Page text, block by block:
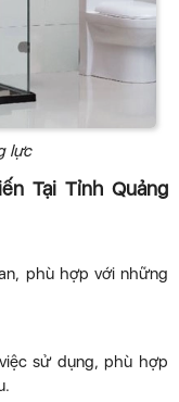
lực
Tại Tỉnh Quảng
phù hợp với những
sử dụng, phù hợp